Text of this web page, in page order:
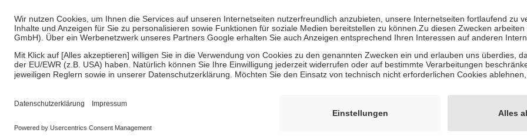
Bei Heilmitteln und häuslicher Krankenpflege beträgt die Zuzahlung zehn Prozent der Kosten sowie zehn Euro je Verordnung.
Um das Engagement der Versicherten für ihre eigene Gesundheit zu stärken und die besondere Stellung der Familie zu unterstützen, fallen
• Untersuchungen zur Vorsorge und Früherkennung, die von der GKV getragen werden
• empfohlenen Schutzimpfungen
Wir nutzen Trusted Shops als unabhängigen Dienstleister für die Einholung von Bewertungen. Trusted Shops hat Maßnahmen getroffen, um